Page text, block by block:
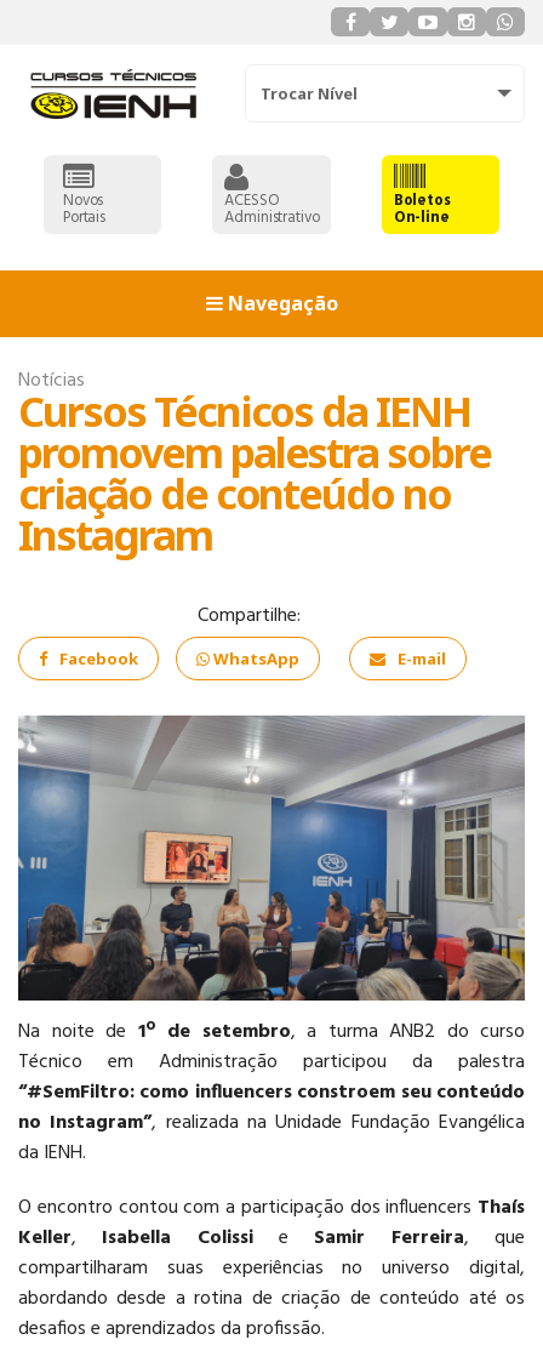
Trocar Nível
Novos
Portais
ACESSO
Administrativo
Boletos
On-line
Navegação
ADMINISTRAÇÃO
COMÉRCIO
EXTERIOR
INFORMÁTICA
LOGÍSTICA
Notícias
Cursos Técnicos da IENH
promovem palestra sobre
criação de conteúdo no
Instagram
Compartilhe:
Facebook WhatsApp E-mail
Na noite de 1º de setembro, a turma ANB2 do curso
Técnico em Administração participou da palestra
“#SemFiltro: como influencers constroem seu conteúdo
no Instagram”, realizada na Unidade Fundação Evangélica
da IENH.
O encontro contou com a participação dos influencers Thaís
Keller, Isabella Colissie Samir Ferreira, que
compartilharam suas experiências no universo digital,
abordando desde a rotina de criação de conteúdo até os
desafios e aprendizados da profissão.